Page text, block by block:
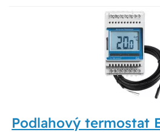
Podlahový termostat